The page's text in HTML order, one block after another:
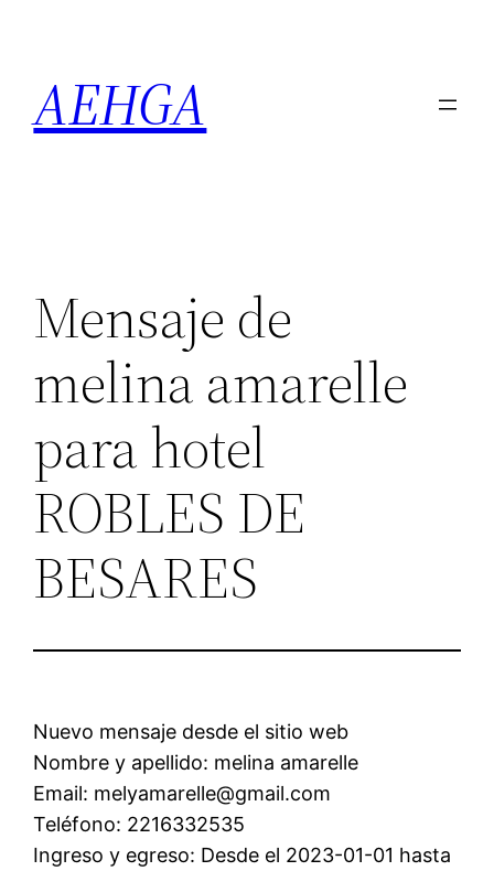
contenido
AEHGA
Mensaje de
melina amarelle
para hotel
ROBLES DE
BESARES
Nuevo mensaje desde el sitio web
Nombre y apellido: melina amarelle
Email: melyamarelle@gmail.com
Teléfono: 2216332535
Ingreso y egreso: Desde el 2023-01-01 hasta